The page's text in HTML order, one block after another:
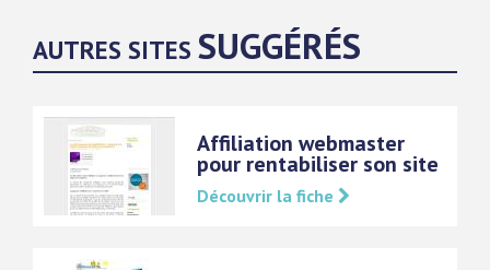
AUTRES SITES SUGGÉRÉS
Affiliation webmaster
pour rentabiliser son site
Découvrir la fiche